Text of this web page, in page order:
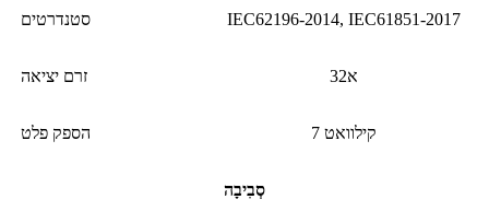
סטנדרטים IEC62196-2014, IEC61851-2017
זרם יציאה 32א
הספק פלט 7 קילוואט
סְבִיבָה